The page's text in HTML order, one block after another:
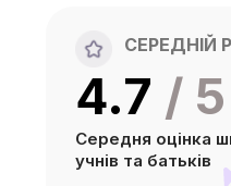
4.7 / 5
СЕРЕДНІЙ
Середня оцінка
учнів та батьків